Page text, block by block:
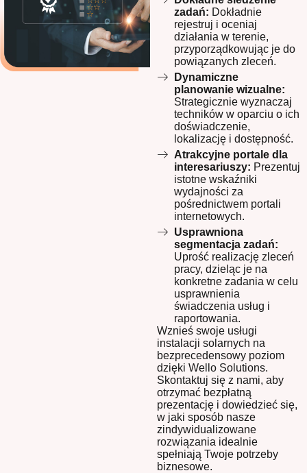
zadań: Dokładnie
rejestruj i oceniaj
działania w terenie,
przyporządkowując je do
powiązanych zleceń.
Dynamiczne
planowanie wizualne:
Strategicznie wyznaczaj
techników w oparciu o ich
doświadczenie,
lokalizację i dostępność.
Atrakcyjne portale dla
interesariuszy: Prezentuj
istotne wskaźniki
wydajności za
pośrednictwem portali
internetowych.
Usprawniona
segmentacja zadań:
Uprość realizację zleceń
pracy, dzieląc je na
konkretne zadania w celu
usprawnienia
świadczenia usług i
raportowania.
Wznieś swoje usługi
instalacji solarnych na
bezprecedensowy poziom
dzięki Wello Solutions.
Skontaktuj się z nami, aby
otrzymać bezpłatną
prezentację i dowiedzieć się,
w jaki sposób nasze
zindywidualizowane
rozwiązania idealnie
spełniają Twoje potrzeby
biznesowe.